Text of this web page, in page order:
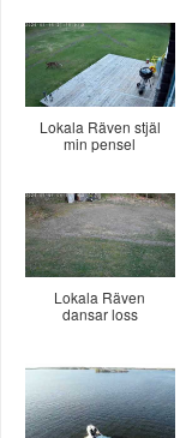
Lokala Räven stjäl
min pensel
Lokala Räven
dansar loss